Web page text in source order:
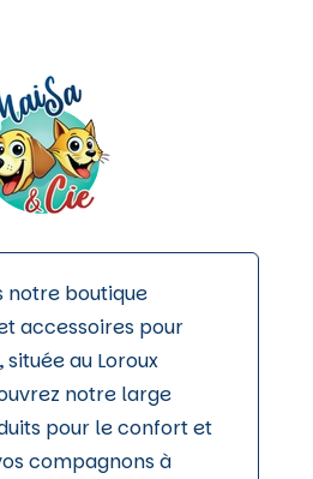
notre boutique
accessoires pour
au Loroux
notre large
pour le confort et
compagnons à